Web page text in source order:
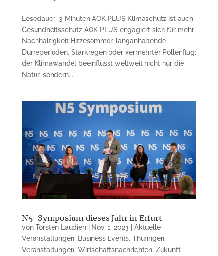
Lesedauer: 3 Minuten AOK PLUS Klimaschutz ist auch
Gesundheitsschutz AOK PLUS engagiert sich für mehr
Nachhaltigkeit Hitzesommer, langanhaltende
Dürreperioden, Starkregen oder vermehrter Pollenflug:
der Klimawandel beeinflusst weltweit nicht nur die
Natur, sondern...
N5-Symposium dieses Jahr in Erfurt
von Torsten Laudien| Nov. 1, 2023 | Aktuelle
Veranstaltungen, Business Events, Thüringen,
Veranstaltungen, Wirtschaftsnachrichten, Zukunft